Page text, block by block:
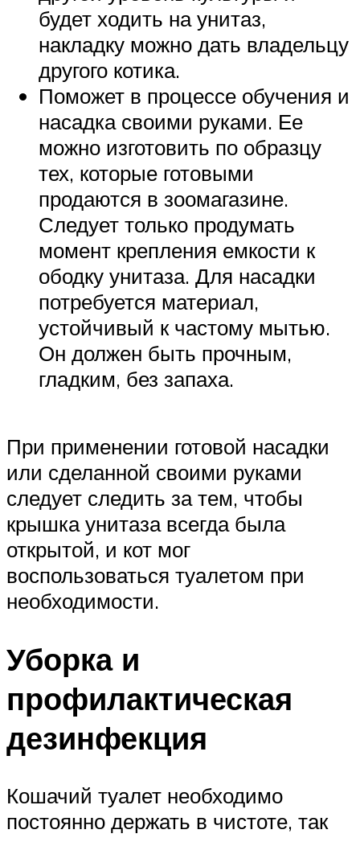
будет ходить на унитаз,
накладку можно дать владельцу
другого котика.
Поможет в процессе обучения и
насадка своими руками. Ее
можно изготовить по образцу
тех, которые готовыми
продаются в зоомагазине.
Следует только продумать
момент крепления емкости к
ободку унитаза. Для насадки
потребуется материал,
устойчивый к частому мытью.
Он должен быть прочным,
гладким, без запаха.
При применении готовой насадки
или сделанной своими руками
следует следить за тем, чтобы
крышка унитаза всегда была
открытой, и кот мог
воспользоваться туалетом при
необходимости.
Уборка и
профилактическая
дезинфекция
Кошачий туалет необходимо
постоянно держать в чистоте, так